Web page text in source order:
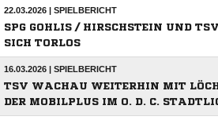
22.03.2026 | SPIELBERICHT
SPG GOHLIS / HIRSCHSTEIN UND
SICH TORLOS
16.03.2026 | SPIELBERICHT
TSV WACHAU WEITERHIN MIT
DER MOBILPLUS IM O. D. C.